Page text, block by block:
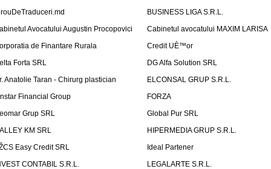
BUSINESS LIGA S.R.L.
Avocatului Augustin Procopovici
Cabinetul avocatului MAXIM LARISA
de Finantare Rurala
Credit UÈ™or
Forta SRL
DG Alfa Solution SRL
Anatolie Taran - Chirurg plastician
ELCONSAL GRUP S.R.L.
Financial Group
FORZA
Grup SRL
Global Pur SRL
KM SRL
HIPERMEDIA GRUP S.R.L.
Easy Credit SRL
Ideal Partener
CONTABIL S.R.L.
LEGALARTE S.R.L.